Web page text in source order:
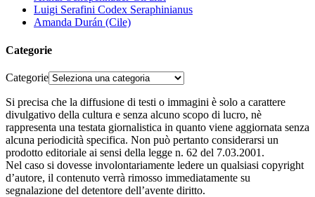
Luigi Serafini Codex Seraphinianus
Amanda Durán (Cile)
Categorie
Categorie
Si precisa che la diffusione di testi o immagini è solo a carattere
divulgativo della cultura e senza alcuno scopo di lucro, nè
rappresenta una testata giornalistica in quanto viene aggiornata senza
alcuna periodicità specifica. Non può pertanto considerarsi un
prodotto editoriale ai sensi della legge n. 62 del 7.03.2001.
Nel caso si dovesse involontariamente ledere un qualsiasi copyright
d’autore, il contenuto verrà rimosso immediatamente su
segnalazione del detentore dell’avente diritto.